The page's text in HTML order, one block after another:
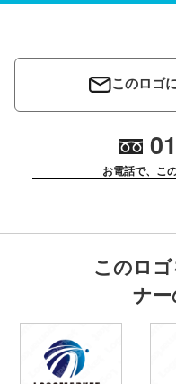
このロゴ
お電話で、こ
このロ
ナ